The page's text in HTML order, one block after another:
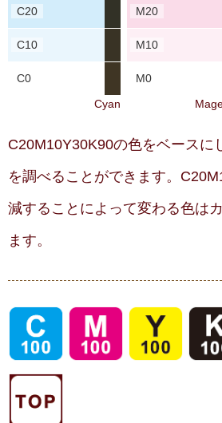
C20
C10
C0
Cyan
M20
M10
M0
C20M10Y30K90の色をベース
を調べることができます。
減することによって変わる色は
ます。